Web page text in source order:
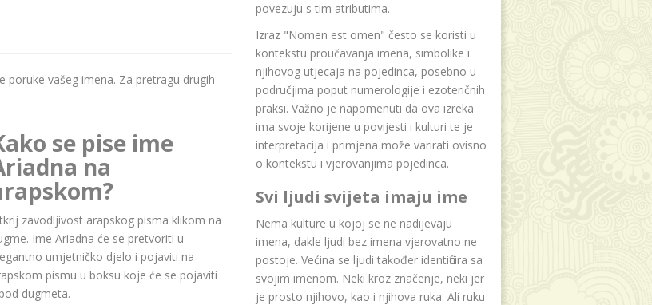
poruke vašeg imena. Za pretragu drugih
se pise ime
na
zavodljivost arapskog pisma klikom na
Ime Ariadna će se pretvoriti u
umjetničko djelo i pojaviti na
pismu u boksu koje će se pojaviti
dugmeta.
povezuju s tim atributima.
Izraz "Nomen est omen" često se koristi u
kontekstu proučavanja imena, simbolike i
njihovog utjecaja na pojedinca, posebno u
područjima poput numerologije i ezoteričnih
praksi. Važno je napomenuti da ova izreka
ima svoje korijene u povijesti i kulturi te je
interpretacija i primjena može varirati ovisno
o kontekstu i vjerovanjima pojedinca.
Svi ljudi svijeta imaju ime
Nema kulture u kojoj se ne nadijevaju
imena, dakle ljudi bez imena vjerovatno ne
postoje. Većina se ljudi također identificira sa
svojim imenom. Neki kroz značenje, neki jer
je prosto njihovo, kao i njihova ruka. Ali ruku